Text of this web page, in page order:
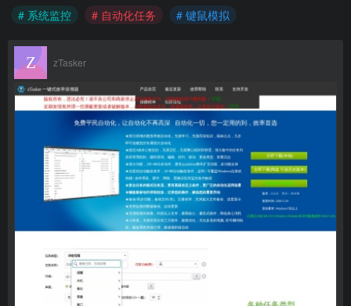
# 系统监控
# 自动化任务 # 键鼠模拟
zTasker